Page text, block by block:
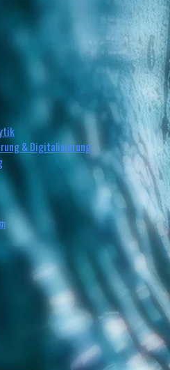
& Digitalisierung